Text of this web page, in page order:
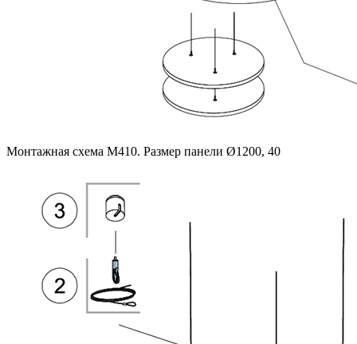
Монтажная схема M410. Размер панели Ø1200, 40